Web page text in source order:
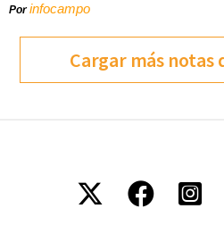
Porinfocampo
Cargar más notas